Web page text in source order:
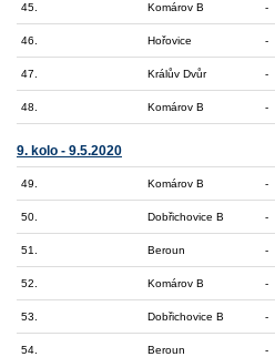
45. Komárov B -
46. Hořovice -
47. Králův Dvůr -
48. Komárov B -
9. kolo - 9.5.2020
49. Komárov B -
50. Dobřichovice B -
51. Beroun -
52. Komárov B -
53. Dobřichovice B -
54. Beroun -